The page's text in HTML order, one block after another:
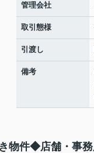
管理会社
取引態様
引渡し
備考
物件◆店舗・事